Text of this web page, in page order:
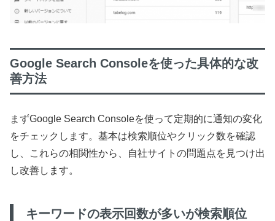
Google Search Consoleを使った具体的な改
善方法
まずGoogle Search Consoleを使って定期的に通知の変化
をチェックします。基本は検索順位やクリック数を確認
し、これらの相関性から、自社サイトの問題点を見つけ出
し改善します。
キーワードの表示回数が多いが検索順位